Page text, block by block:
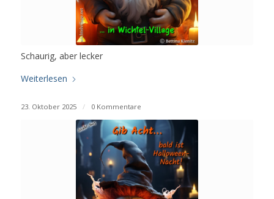
Schaurig, aber lecker
Weiterlesen
23. Oktober 2025 / 0 Kommentare